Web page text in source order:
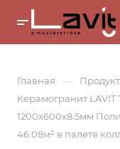
Главная —
Керамогранит LAVIT
1200x600x8.5мм
46.08м² в палете